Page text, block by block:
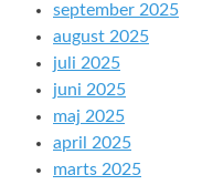
september 2025
august 2025
juli 2025
juni 2025
maj 2025
april 2025
marts 2025